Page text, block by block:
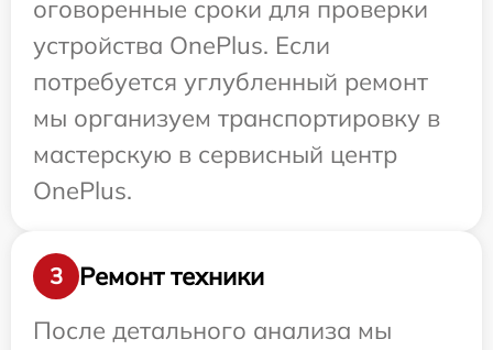
оговоренные сроки для проверки
устройства OnePlus. Если
потребуется углубленный ремонт
мы организуем транспортировку в
мастерскую в сервисный центр
OnePlus.
3
Ремонт техники
После детального анализа мы